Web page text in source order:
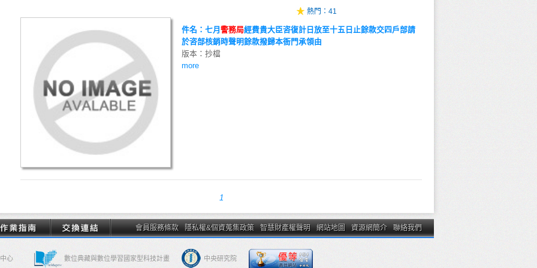
熱門： 41
件名：七月 警務局經費貴大臣咨復計日放至十五日止餘款交四戶部請
於咨部核銷時聲明餘款撥歸本衙門承領由
版本：抄檔
more
1
會員服務條款 隱私權&個資蒐集政策 智慧財產權聲明 網站地圖 資源網簡介 聯絡我們
心 數位典藏與數位學習國家型科技計畫 中央研究院